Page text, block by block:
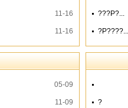
11-16
11-16
???Ρ?...
?Ρ????...
05-09
11-09 ?